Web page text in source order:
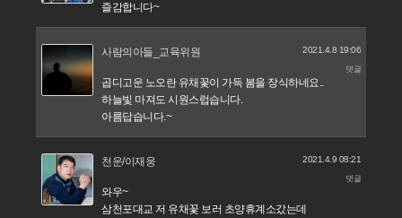
즐감합니다~
사람의아들_교육위원 2021.4.8 19:06
댓글
곱디고운 노오란 유채꽃이 가득 봄을 장식하네요..
하늘빛 마져도 시원스럽습니다.
아름답습니다.~
천운/이재웅 2021.4.9 08:21
댓글
와우~
삼천포대교 저 유채꽃 보러 초양휴계소갔는데